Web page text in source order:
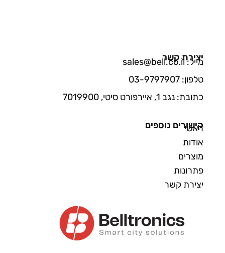
קישורים נוספים
ראשי
אודות
מוצרים
פתרונות
יצירת קשר
יצירת קשר
מייל: sales@bell.co.il
טלפון: 03-9797907
כתובת: נגב 1, איירפורט סיטי, 7019900